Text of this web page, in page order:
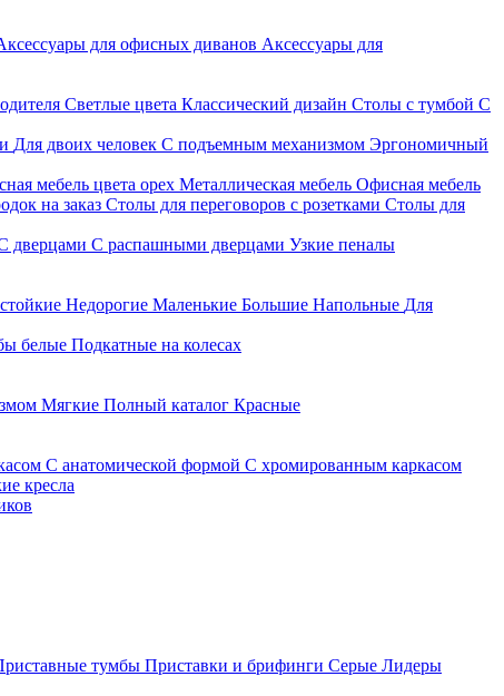
для офисных диванов Аксессуары для
Светлые цвета Классический дизайн Столы с тумбой С
Для двоих человек С подъемным механизмом Эргономичный
мебель цвета орех Металлическая мебель Офисная мебель
на заказ Столы для переговоров с розетками Столы для
дверцами С распашными дверцами Узкие пеналы
Недорогие Маленькие Большие Напольные Для
белые Подкатные на колесах
Мягкие Полный каталог Красные
С анатомической формой С хромированным каркасом
кресла
тумбы Приставки и брифинги Серые Лидеры